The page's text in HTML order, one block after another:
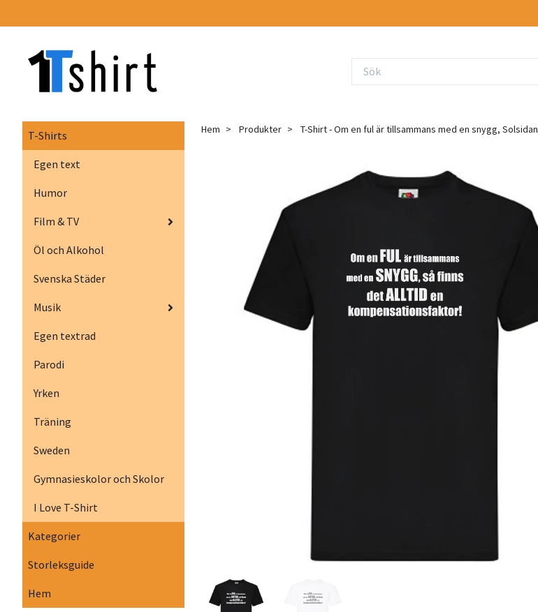
T-Shirts
Egen text
Humor
Film & TV
Öl och Alkohol
Svenska Städer
Musik
Egen textrad
Parodi
Yrken
Träning
Sweden
Gymnasieskolor och Skolor
I Love T-Shirt
Kategorier
Storleksguide
Hem
Hem Produkter T-Shirt - Om en ful är tillsammans med en snygg, Solsidan